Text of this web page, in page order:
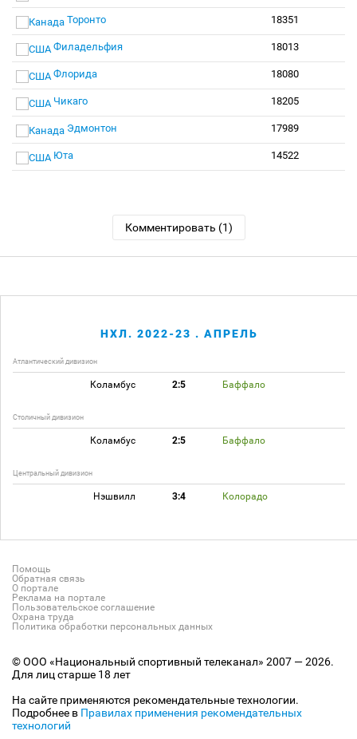
Торонто 18351
Филадельфия 18013
Флорида 18080
Чикаго 18205
Эдмонтон 17989
Юта 14522
Комментировать (1)
НХЛ. 2022-23 . АПРЕЛЬ
Атлантический дивизион
Коламбус 2:5 Баффало
Столичный дивизион
Коламбус 2:5 Баффало
Центральный дивизион
Нэшвилл 3:4 Колорадо
Помощь
Обратная связь
О портале
Реклама на портале
Пользовательское соглашение
Охрана труда
Политика обработки персональных данных
© ООО «Национальный спортивный телеканал» 2007 — 2026.
Для лиц старше 18 лет
На сайте применяются рекомендательные технологии.
Подробнее в Правилах применения рекомендательных
технологий